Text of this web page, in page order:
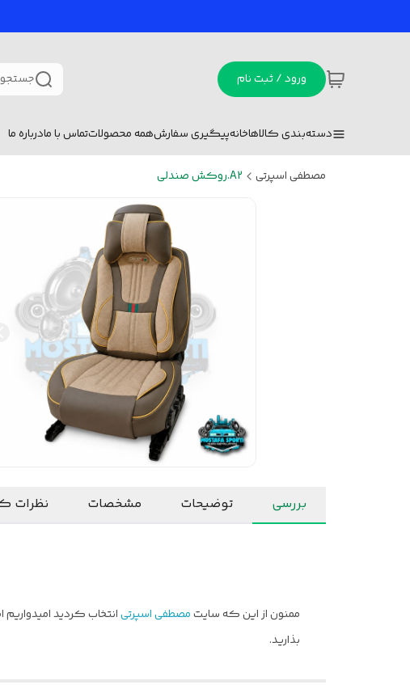
ورود / ثبت نام
دسته‌بندی کالاهاخانهپیگیری سفارشهمه محصولاتتماس با مادرباره ما
مصطفی اسپرتی A2.روکش صندلی
بررسی توضیحات مشخصات نظرات
ممنون از این که سایتمصطفی اسپرتیانتخاب کردید
بذارید.